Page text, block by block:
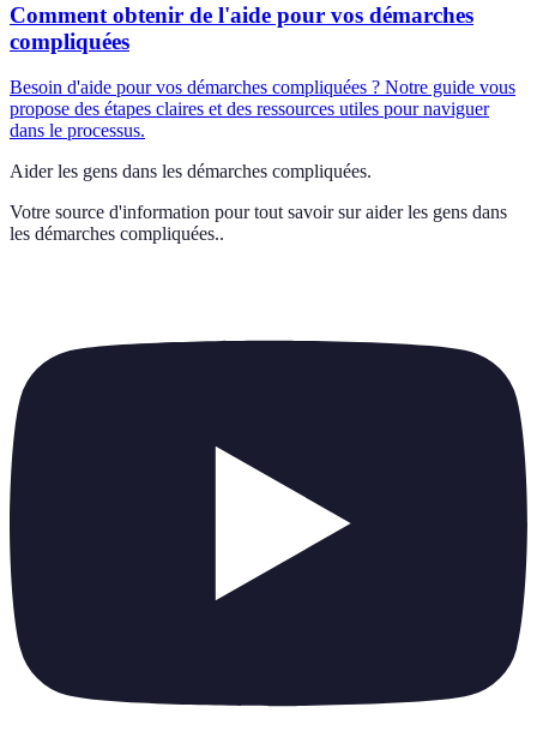
Comment obtenir de l'aide pour vos démarches
compliquées
Besoin d'aide pour vos démarches compliquées ? Notre guide vous
propose des étapes claires et des ressources utiles pour naviguer
dans le processus.
Aider les gens dans les démarches compliquées.
Votre source d'information pour tout savoir sur aider les gens dans
les démarches compliquées..